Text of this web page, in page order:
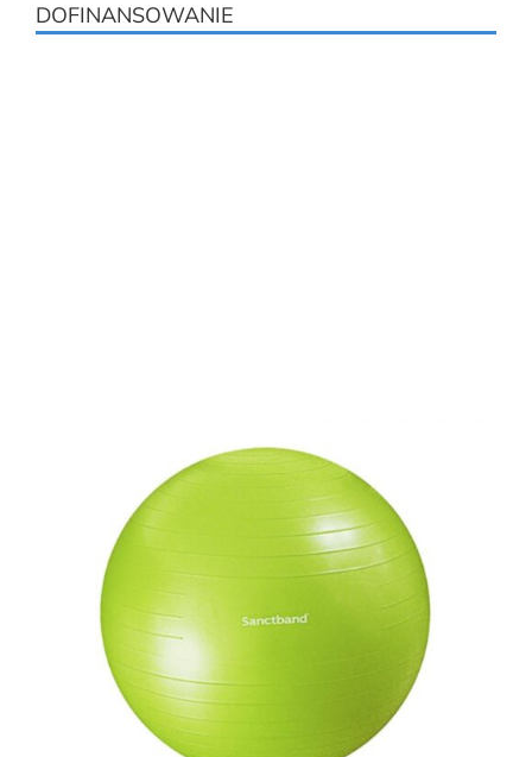
DOFINANSOWANIE